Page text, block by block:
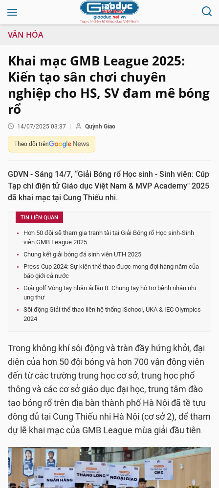
VĂN HÓA
Khai mạc GMB League 2025:
Kiến tạo sân chơi chuyên
nghiệp cho HS, SV đam mê bóng
rổ
14/07/2025 03:37 Quỳnh Giao
Theo dõi trên
GDVN - Sáng 14/7, “Giải Bóng rổ Học sinh - Sinh viên: Cúp
Tạp chí điện tử Giáo dục Việt Nam & MVP Academy" 2025
đã khai mạc tại Cung Thiếu nhi.
TIN LIÊN QUAN
Hơn 50 đội sẽ tham gia tranh tài tại Giải Bóng rổ Học sinh-Sinh
viên GMB League 2025
Chung kết giải bóng đá sinh viên UTH 2025
Press Cup 2024: Sự kiện thể thao được mong đợi hàng năm của
báo giới cả nước
Giải golf Vòng tay nhân ái lần II: Chung tay hỗ trợ bệnh nhân nhi
ung thư
Sôi động Giải thể thao liên hệ thống iSchool, UKA & IEC Olympics
2024
Trong không khí sôi động và tràn đầy hứng khởi, đại
diện của hơn 50 đội bóng và hơn 700 vận động viên
đến từ các trường trung học cơ sở, trung học phổ
thông và các cơ sở giáo dục đại học, trung tâm đào
tạo bóng rổ trên địa bàn thành phố Hà Nội đã tề tựu
đông đủ tại Cung Thiếu nhi Hà Nội (cơ sở 2), để tham
dự lễ khai mạc của GMB League mùa giải đầu tiên.